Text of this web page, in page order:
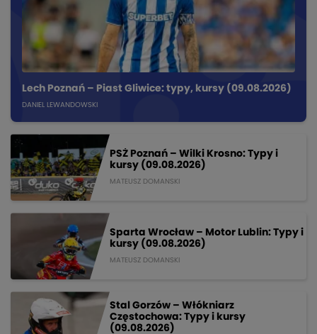
Lech Poznań – Piast Gliwice: typy, kursy (09.08.2026)
DANIEL LEWANDOWSKI
PSŻ Poznań – Wilki Krosno: Typy i
kursy (09.08.2026)
MATEUSZ DOMANSKI
Sparta Wrocław – Motor Lublin: Typy i
kursy (09.08.2026)
MATEUSZ DOMANSKI
Stal Gorzów – Włókniarz
Częstochowa: Typy i kursy
(09.08.2026)